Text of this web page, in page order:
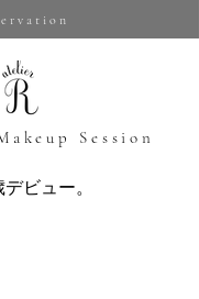
Session
ビュー。